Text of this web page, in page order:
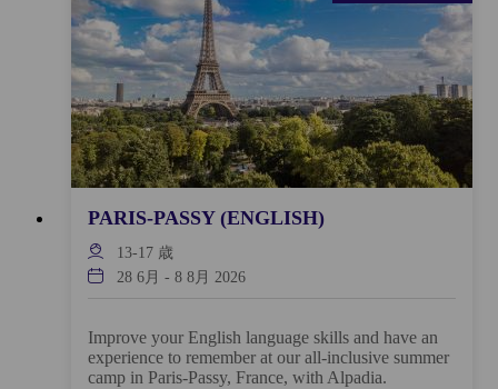
PARIS-PASSY (ENGLISH)
13-17 歳
28 6月 - 8 8月 2026
Improve your English language skills and have an
experience to remember at our all-inclusive summer
camp in Paris-Passy, France, with Alpadia.